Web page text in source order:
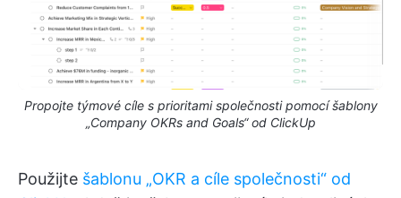
Propojte týmové cíle s prioritami společnosti pomocí šablony
„Company OKRs and Goals“ od ClickUp
Použijte šablonu „OKR a cíle společnosti“ od